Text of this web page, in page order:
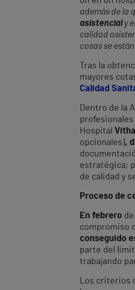
además de la
asistencialy
calidad
cosas se
Tras la
mayores
Calidad
Dentro de la
Hospital
opcionales),
estratégica;
de calidad y
Proceso de
En febrero
compromiso
conseguido
parte del
trabajando
Los criterios